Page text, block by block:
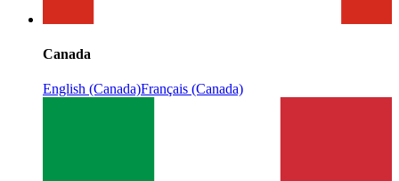
Canada
English (Canada)Français (Canada)